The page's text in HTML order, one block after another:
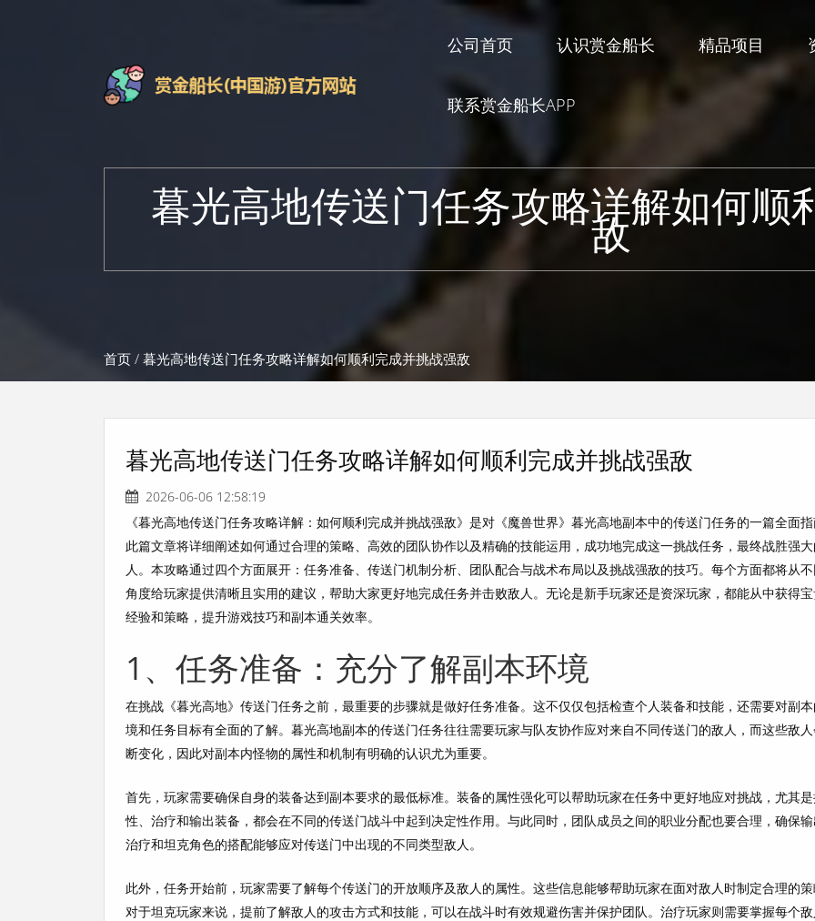
公司首页 认识赏金船长 精品项目
联系赏金船长APP
暮光高地传送门任务攻略详解如何顺
敌
首页 / 暮光高地传送门任务攻略详解如何顺利完成并挑战强敌
暮光高地传送门任务攻略详解如何顺利完成并挑战强敌
2026-06-06 12:58:19
《暮光高地传送门任务攻略详解：如何顺利完成并挑战强敌》是对《魔兽世界》暮光高地副本中的传送门任务的一篇全面指
此篇文章将详细阐述如何通过合理的策略、高效的团队协作以及精确的技能运用，成功地完成这一挑战任务，最终战胜强
人。本攻略通过四个方面展开：任务准备、传送门机制分析、团队配合与战术布局以及挑战强敌的技巧。每个方面都将从
角度给玩家提供清晰且实用的建议，帮助大家更好地完成任务并击败敌人。无论是新手玩家还是资深玩家，都能从中获得
经验和策略，提升游戏技巧和副本通关效率。
1、任务准备：充分了解副本环境
在挑战《暮光高地》传送门任务之前，最重要的步骤就是做好任务准备。这不仅仅包括检查个人装备和技能，还需要对副
境和任务目标有全面的了解。暮光高地副本的传送门任务往往需要玩家与队友协作应对来自不同传送门的敌人，而这些敌
断变化，因此对副本内怪物的属性和机制有明确的认识尤为重要。
首先，玩家需要确保自身的装备达到副本要求的最低标准。装备的属性强化可以帮助玩家在任务中更好地应对挑战，尤其
性、治疗和输出装备，都会在不同的传送门战斗中起到决定性作用。与此同时，团队成员之间的职业分配也要合理，确保输
治疗和坦克角色的搭配能够应对传送门中出现的不同类型敌人。
此外，任务开始前，玩家需要了解每个传送门的开放顺序及敌人的属性。这些信息能够帮助玩家在面对敌人时制定合理的策
对于坦克玩家来说，提前了解敌人的攻击方式和技能，可以在战斗时有效规避伤害并保护团队。治疗玩家则需要掌握每个